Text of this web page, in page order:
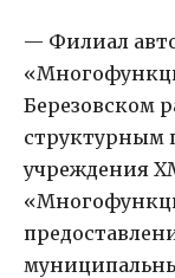
— Филиал
Березовском
структурным
учреждения